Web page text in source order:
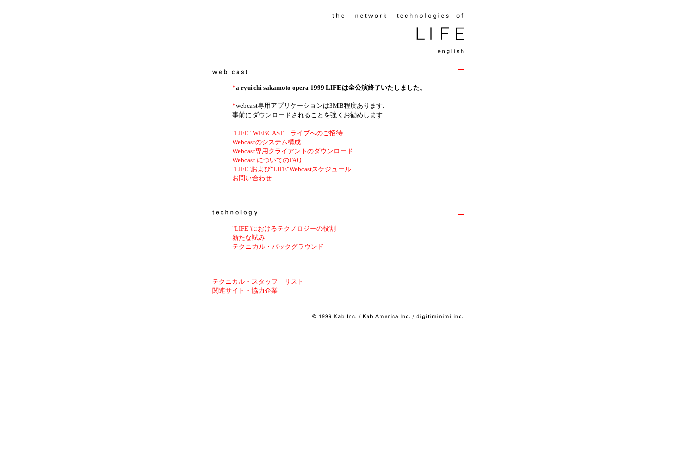
*a ryuichi sakamoto opera 1999 LIFEは全公演終了いたしました。
*webcast専用アプリケーションは3MB程度あります.
事前にダウンロードされることを強くお勧めします
"LIFE" WEBCAST ライブへのご招待
Webcastのシステム構成
Webcast専用クライアントのダウンロード
Webcast についてのFAQ
"LIFE"および"LIFE"Webcastスケジュール
お問い合わせ
"LIFE"におけるテクノロジーの役割
新たな試み
テクニカル・バックグラウンド
テクニカル・スタッフ リスト
関連サイト・協力企業